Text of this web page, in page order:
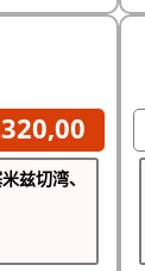
320,00
兹切湾、